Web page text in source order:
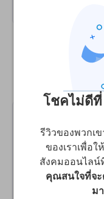
เปรียบเทียบ
ท
คะ
โชคไม่ดีที่
รีวิวของพวกเ
ของเราเพื่อ
สังคมออนไลน์
คุณสนใจที่จะ
ม